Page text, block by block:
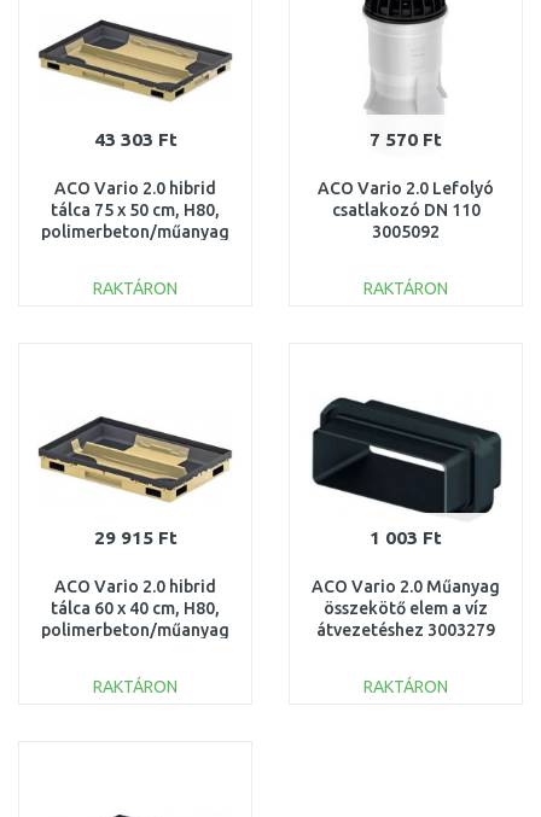
43 303 Ft
ACO Vario 2.0 hibrid
tálca 75 x 50 cm, H80,
polimerbeton/műanyag
RAKTÁRON
7 570 Ft
ACO Vario 2.0 Lefolyó
csatlakozó DN 110
3005092
RAKTÁRON
29 915 Ft
ACO Vario 2.0 hibrid
tálca 60 x 40 cm, H80,
polimerbeton/műanyag
RAKTÁRON
1 003 Ft
ACO Vario 2.0 Műanyag
összekötő elem a víz
átvezetéshez 3003279
RAKTÁRON